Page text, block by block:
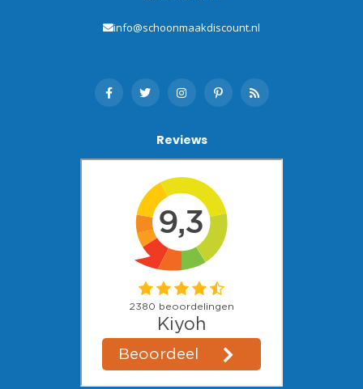
info@schoonmaakdiscount.nl
Reviews